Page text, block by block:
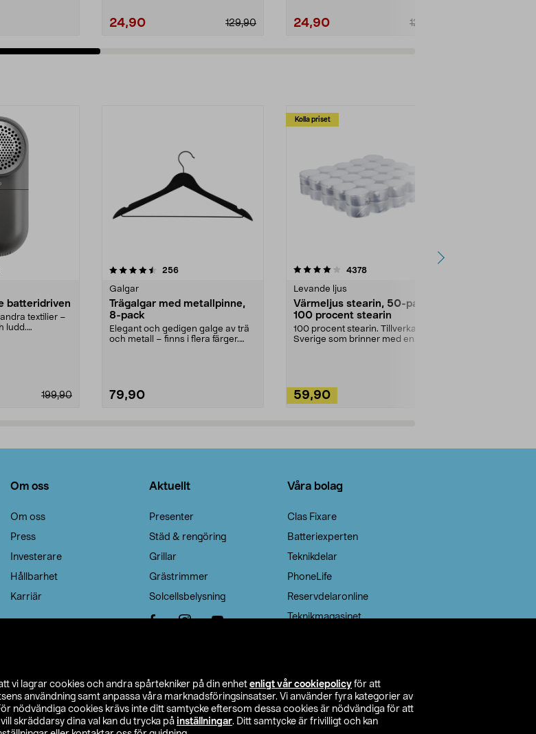
vi lagrar cookies och andra spårtekniker på din enhet enligt vår cookiepolicy för att
användning samt anpassa våra marknadsföringsinsatser. Vi använder fyra kategorier av
nödvändiga cookies krävs inte ditt samtycke eftersom dessa cookies är nödvändiga för att
skräddarsy dina val kan du trycka på inställningar. Ditt samtycke är frivilligt och kan
24,90 129,90 24,90 129,90
batteridriven
textilier –
ludd.
199,90
256recensioner
Galgar
Trägalgar med metallpinne,
8-pack
Elegant och gedigen galge av trä
och metall – finns i flera färger.
79,90
Kolla priset
4.0av 5 stjärnor 4378recensioner
Levande ljus
Värmeljus stearin, 50-pack,
100 procent stearin
100 procent stearin. Tillverkade i
Sverige som brinner med en
59,90
4.5av 5 stjärnor
Om oss
Om oss
Press
Investerare
Hållbarhet
Karriär
Aktuellt
Presenter
Städ & rengöring
Grillar
Grästrimmer
Solcellsbelysning
Våra bolag
Clas Fixare
Batteriexperten
Teknikdelar
PhoneLife
Reservdelaronline
Teknikmagasinet